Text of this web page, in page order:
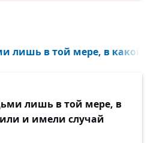
лишь в той мере, в какой
лишь в той мере, в
и имели случай